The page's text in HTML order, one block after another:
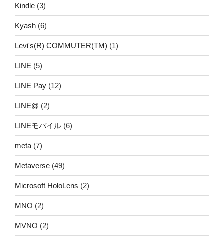
Kindle (3)
Kyash (6)
Levi's(R) COMMUTER(TM) (1)
LINE (5)
LINE Pay (12)
LINE@ (2)
LINEモバイル (6)
meta (7)
Metaverse (49)
Microsoft HoloLens (2)
MNO (2)
MVNO (2)